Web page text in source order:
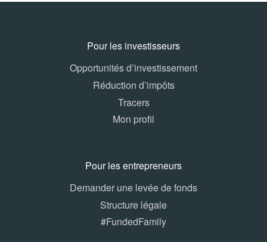
Pour les investisseurs
Opportunités d’investissement
Réduction d’impôts
Tracers
Mon profil
Pour les entrepreneurs
Demander une levée de fonds
Structure légale
#FundedFamily